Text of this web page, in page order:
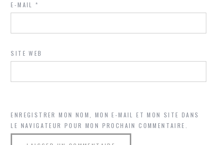
E-MAIL*
SITE WEB
ENREGISTRER MON NOM, MON E-MAIL ET MON SITE DANS
LE NAVIGATEUR POUR MON PROCHAIN COMMENTAIRE.